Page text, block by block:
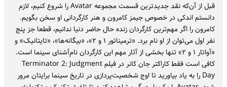
قبل از آن‌که نقد جدیدترین قسمت مجموعه Avatar را شروع کنیم، لازم
دانستم اندکی در خصوص جیمز کامرون و هنر کارگردانی او سخن بگویم.
کامرون را اگر مهم‌ترین کارگردان زنده حال حاضر دنیا ندانیم، قطعا جز پنج
نفر اول می‌توان از او نام برد. «ترمیناتور ۱ و ۲»، «بیگانه‌ها»، «تایتانیک» و
«آواتار ۱ و ۲» تنها بخشی از آثار مهم این کارگردان نام‌آشنای سینما است.
کافی است فقط کاراکتر جان کانر در فیلم Terminator 2: Judgment
Day را به یاد بیاورید تا اوج شخصیت‌پردازی در تاریخ سینما برایتان مرور